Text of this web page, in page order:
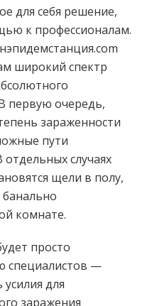
для себя решение,
к профессионалам.
широкий спектр
первую очередь,
зараженности
пути
случаях
щели в полу,
комнате.
просто
специалистов —
для
заражения